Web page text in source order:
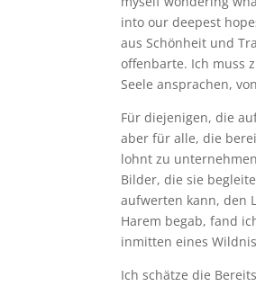
into our deepest
aus Schönheit und
offenbarte. Ich muss
Seele ansprachen,
Für diejenigen, die
aber für alle, die
lohnt zu
Bilder, die sie
aufwerten kann, den
Harem begab, fand
inmitten eines
Ich schätze die